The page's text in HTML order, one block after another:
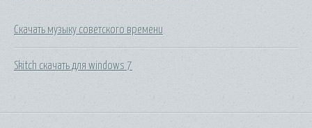
Скачать музыку советского времени
Skitch скачать для windows 7